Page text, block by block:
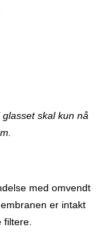
skal kun nå
med omvendt
er intakt
filtere.